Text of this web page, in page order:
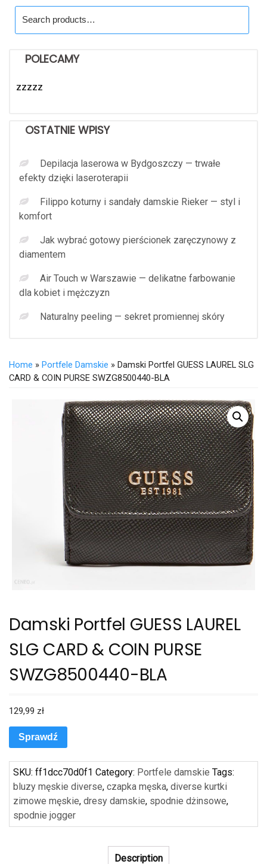
for:
POLECAMY
zzzzz
OSTATNIE WPISY
Depilacja laserowa w Bydgoszczy — trwałe
efekty dzięki laseroterapii
Filippo koturny i sandały damskie Rieker — styl i
komfort
Jak wybrać gotowy pierścionek zaręczynowy z
diamentem
Air Touch w Warszawie — delikatne farbowanie
dla kobiet i mężczyzn
Naturalny peeling — sekret promiennej skóry
Home » Portfele Damskie » Damski Portfel GUESS LAUREL SLG
CARD & COIN PURSE SWZG8500440-BLA
Damski Portfel GUESS LAUREL
SLG CARD & COIN PURSE
SWZG8500440-BLA
129,99 zł
Sprawdź
SKU: ff1dcc70d0f1 Category: Portfele damskie Tags:
bluzy męskie diverse, czapka męska, diverse kurtki
zimowe męskie, dresy damskie, spodnie dżinsowe,
spodnie jogger
Description